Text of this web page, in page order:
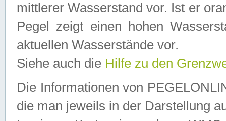
mittlerer Wasserstand vor. Ist er
Pegel zeigt einen hohen
aktuellen Wasserstände vor.
Siehe auch die Hilfe zu den
Die Informationen von
die man jeweils in der Darstellung